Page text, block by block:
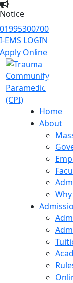
Notice
01995300700
I-EMS LOGIN
Apply Online
Home
About